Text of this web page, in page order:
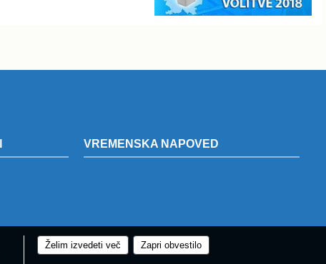
VREMENSKA NAPOVED
Želim izvedeti več Zapri obvestilo